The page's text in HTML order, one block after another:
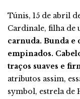
Túnis, 15 de abril
Cardinale, filha de
carnuda. Bunda e
empinados.
traços suaves e
atributos assim,
symbol, estrela